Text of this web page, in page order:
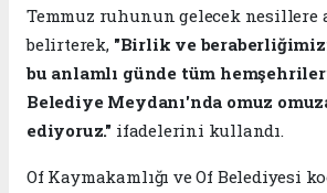
Temmuz ruhunun gelecek nesillere
belirterek, "Birlik ve
bu anlamlı günde tüm
Belediye Meydanı'nda omuz
ediyoruz." ifadelerini kullandı.
Of Kaymakamlığı ve Of Belediyesi